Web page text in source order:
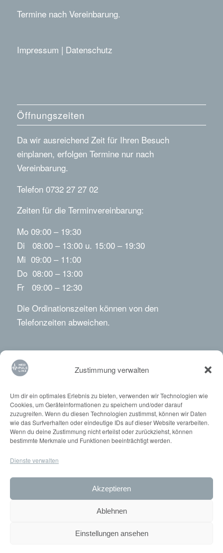
Zustimmung verwalten
Um dir ein optimales Erlebnis zu bieten, verwenden wir Technologien wie
Cookies, um Geräteinformationen zu speichern und/oder darauf
zuzugreifen. Wenn du diesen Technologien zustimmst, können wir Daten
wie das Surfverhalten oder eindeutige IDs auf dieser Website verarbeiten.
Wenn du deine Zustimmung nicht erteilst oder zurückziehst, können
bestimmte Merkmale und Funktionen beeinträchtigt werden.
Dienste verwalten
Akzeptieren
Ablehnen
Einstellungen ansehen
Termine nach Vereinbarung.
Impressum | Datenschutz
Öffnungszeiten
Da wir ausreichend Zeit für Ihren Besuch
einplanen, erfolgen Termine nur nach
Vereinbarung.
Telefon 0732 27 27 02
Zeiten für die Terminvereinbarung:
Mo 09:00 – 19:30
Di 08:00 – 13:00 u. 15:00 – 19:30
Mi 09:00 – 11:00
Do 08:00 – 13:00
Fr 09:00 – 12:30
Die Ordinationszeiten können von den
Telefonzeiten abweichen.
Ärzte
Dr. med. Daniela Hartl
Dr. med. Maximilian Hartl
Dr. med. Conrad Anderl
Dr. med. Thomas Stumpner
Priv.-Doz. DDr. Dominic Mühlberger
Prim. Dr. med univ. Andreas F. Strobl